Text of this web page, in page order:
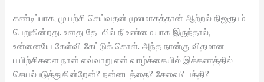
கண்டிப்பாக, முயற்சி செய்வதன் மூலமாகத்தான் ஆற்றல் நிஜரூபம்
பெறுகின்றது. உனது தேடலில் நீ உண்மையாக இருந்தால்,
உன்னையே கேள்வி கேட்டுக் கொள். அந்த நான்கு விதமான
பயிற்சிகளை நான் எவ்வாறு என் வாழ்க்கையில் இக்கணத்தில்
செயல்படுத்துகின்றேன்? நன்னடத்தை? சேவை? பக்தி?